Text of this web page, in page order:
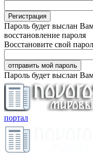
Пароль будет выслан
восстановление пароля
Восстановите свой
Пароль будет выслан
портал